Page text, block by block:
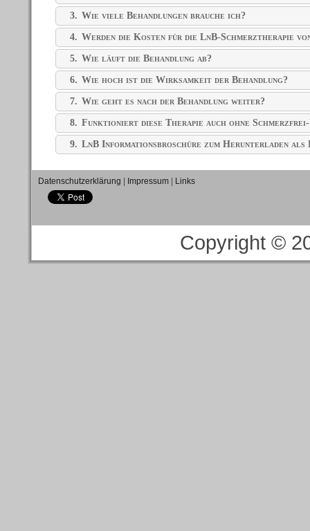
3. Wie viele Behandlungen brauche ich?
4. Werden die Kosten für die LnB-Schmerztherapie
5. Wie läuft die Behandlung ab?
6. Wie hoch ist die Wirksamkeit der Behandlung?
7. Wie geht es nach der Behandlung weiter?
8. Funktioniert diese Therapie auch ohne Schmerzfrei-
9. LnB Informationsbroschüre zum Herunterladen als
Datenschutzerklärung | Impressum | Links
Copyright ©